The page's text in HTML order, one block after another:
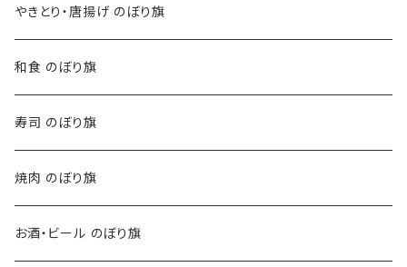
やきとり・唐揚げ のぼり旗
和食 のぼり旗
寿司 のぼり旗
焼肉 のぼり旗
お酒・ビール のぼり旗